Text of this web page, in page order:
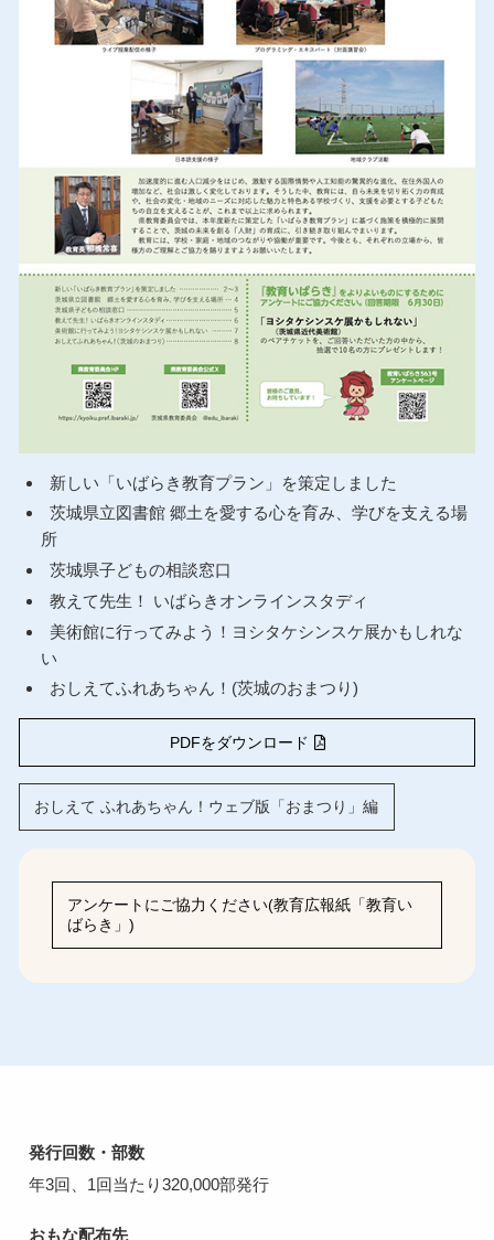
新しい「いばらき教育プラン」を策定しました
茨城県立図書館 郷土を愛する心を育み、学びを支える場
所
茨城県子どもの相談窓口
教えて先生！ いばらきオンラインスタディ
美術館に行ってみよう！ヨシタケシンスケ展かもしれな
い
おしえてふれあちゃん！(茨城のおまつり)
PDFをダウンロード
おしえて ふれあちゃん！ウェブ版「おまつり」編
アンケートにご協力ください(教育広報紙「教育い
ばらき」)
発行回数・部数
年3回、1回当たり320,000部発行
おもな配布先